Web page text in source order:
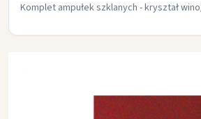
Komplet ampułek szklanych - kryształ